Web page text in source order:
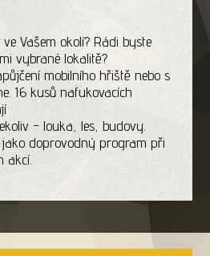
Vašem okolí? Rádi byste
vybrané lokalitě?
mobilního hřiště nebo s
16 kusů nafukovacích
- louka, les, budovy.
doprovodný program při
akcí.